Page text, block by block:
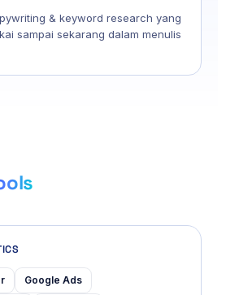
& keyword research yang
sampai sekarang dalam menulis
Google Ads